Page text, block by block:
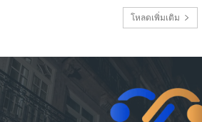
โหลดเพิ่มเติม